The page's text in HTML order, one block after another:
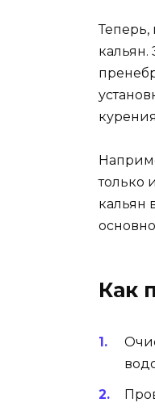
Теперь,
кальян.
только
кальян
Как